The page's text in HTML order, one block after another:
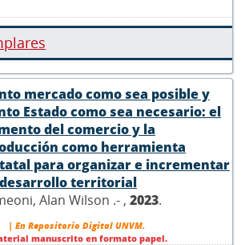
mercado como sea posible y
Estado como sea necesario: el
del comercio y la
como herramienta
para organizar e incrementar
territorial
Alan Wilson .- , 2023.
| En Repositorio Digital UNVM.
manuscrito en formato papel.